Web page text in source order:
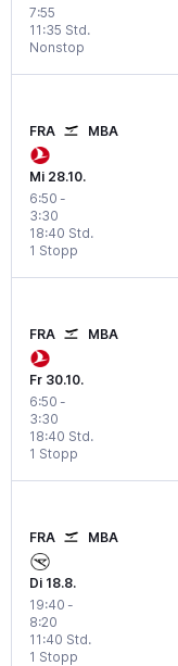
7:55
Nonstop
11:35 Std.
FRA MBA
Mi 28.10.
6:50 -
3:30
1 Stopp
18:40 Std.
FRA MBA
Fr 30.10.
6:50 -
3:30
1 Stopp
18:40 Std.
FRA MBA
Di 18.8.
19:40 -
8:20
1 Stopp
11:40 Std.